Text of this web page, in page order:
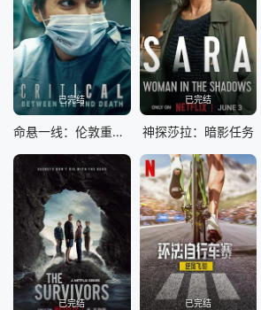
已完结
命悬一线：伦敦重症急救实录
已完结
神探莎拉：暗影任务
已完结 已完结